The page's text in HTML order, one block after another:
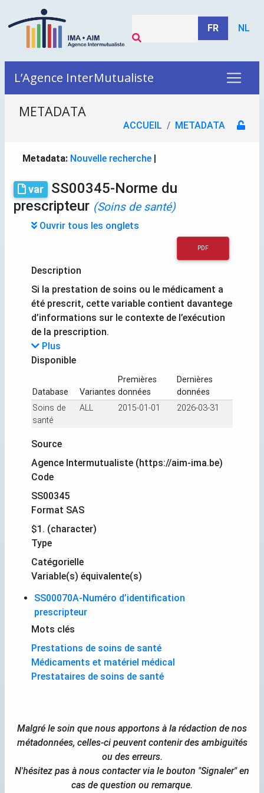
FR NL
L’Agence InterMutualiste
METADATA
ACCUEIL METADATA
Metadata: Nouvelle recherche |
var
SS00345-Norme du
prescripteur (Soins de santé)
Ouvrir tous les onglets
PDF
Description
Si la prestation de soins ou le médicament a
été prescrit, cette variable contient davantege
d’informations sur le contexte de l’exécution
de la prescription.
Plus
Disponible
Database Variantes
Premières
données
Dernières
données
Soins de
santé
ALL 2015-01-01 2026-03-31
Source
Agence Intermutualiste (https://aim-ima.be)
Code
SS00345
Format SAS
$1. (character)
Type
Catégorielle
Variable(s) équivalente(s)
SS00070A-Numéro d’identification
prescripteur
Mots clés
Prestations de soins de santé
Médicaments et matériel médical
Prestataires de soins de santé
Malgré le soin que nous apportons à la rédaction de nos
métadonnées, celles-ci peuvent contenir des ambiguïtés
ou des erreurs.
N'hésitez pas à nous contacter via le bouton "Signaler" en
cas de question ou remarque.